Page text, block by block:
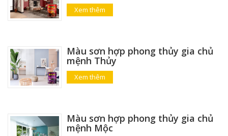
Xem thêm
Màu sơn hợp phong thủy gia chủ
mệnh Thủy
Xem thêm
Màu sơn hợp phong thủy gia chủ
mệnh Mộc